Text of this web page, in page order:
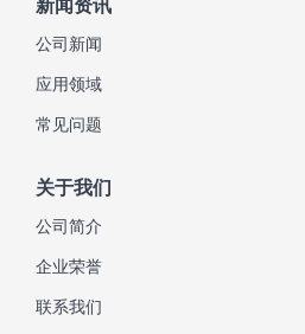
新闻资讯
公司新闻
应用领域
常见问题
关于我们
公司简介
企业荣誉
联系我们